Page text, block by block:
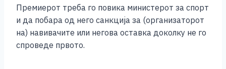
Премиерот треба го повика министерот за спорт
и да побара од него санкција за (организаторот
на) навивачите или негова оставка доколку не го
спроведе првото.